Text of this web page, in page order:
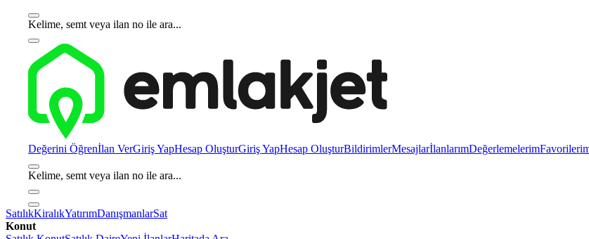
Kelime, semt veya ilan no ile ara...
Değerini Öğrenİlan VerGiriş YapHesap OluşturGiriş YapHesap OluşturBildirimlerMesajlarİlanlarımDeğerlemelerim
Kelime, semt veya ilan no ile ara...
SatılıkKiralıkYatırımDanışmanlarSat
Konut